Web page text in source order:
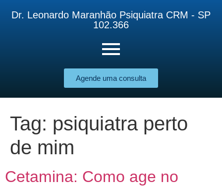
Dr. Leonardo Maranhão Psiquiatra CRM - SP
102.366
Agende uma consulta
Tag: psiquiatra perto
de mim
Cetamina: Como age no